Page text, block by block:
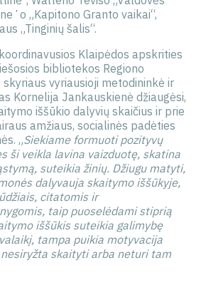
„Kapitono Granto vaikai“,
„Tinginių šalis“.
Klaipėdos apskrities
bibliotekos Regiono
vyriausioji metodininkė ir
Kornelija Jankauskienė džiaugėsi,
iššūkio dalyvių skaičius ir prie
amžiaus, socialinės padėties
„Siekiame formuoti pozityvų
ši veikla lavina vaizduotę, skatina
suteikia žinių. Džiugu matyti,
dalyvauja skaitymo iššūkyje,
citatomis ir
taip puoselėdami stiprią
iššūkis suteikia galimybę
tampa puikia motyvacija
skaityti arba neturi tam